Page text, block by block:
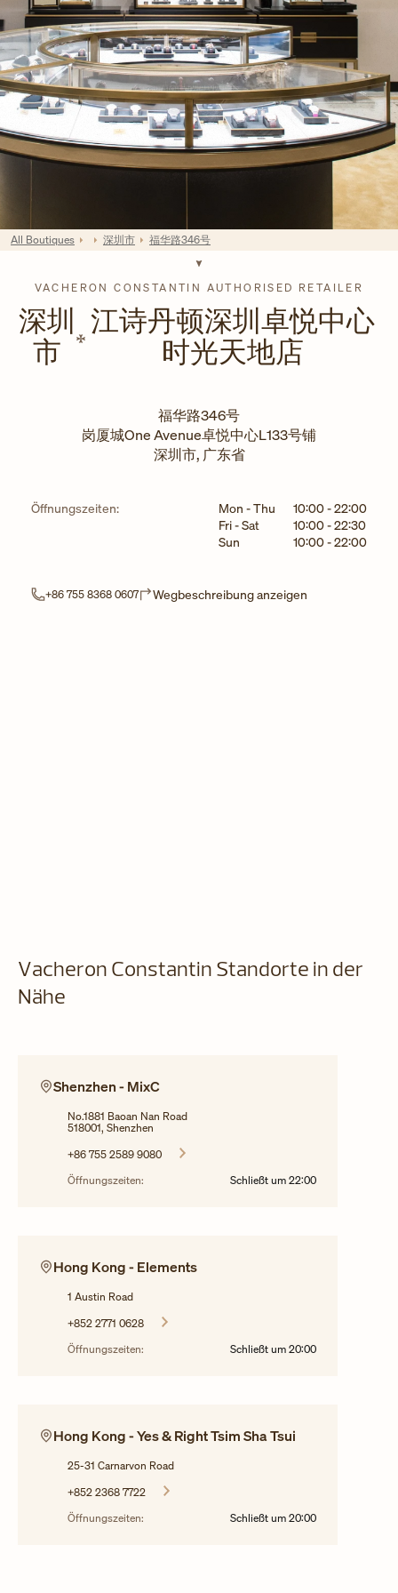
VACHERON CONSTANTIN AUTHORISED RETAILER
深圳
市
江诗丹顿深圳卓悦中心
时光天地店
福华路346号
岗厦城One Avenue卓悦中心L133号铺
深圳市, 广东省
Öffnungszeiten: Wochentag Stunden
Mon - Thu 10:00-22:00
Fri - Sat
10:00-22:30
Sun
10:00-22:00
+86 755 8368 0607 Wegbeschreibung anzeigen
All Boutiques 深圳市 福华路346号
Vacheron Constantin Standorte in der
Nähe
Shenzhen - MixC
No.1881 Baoan Nan Road
518001, Shenzhen
+86 755 2589 9080
Öffnungszeiten:
Schließt um 22:00
Hong Kong - Elements
1 Austin Road
+852 2771 0628
Öffnungszeiten:
Schließt um 20:00
Hong Kong - Yes & Right Tsim Sha Tsui
25-31 Carnarvon Road
+852 2368 7722
Öffnungszeiten:
Schließt um 20:00